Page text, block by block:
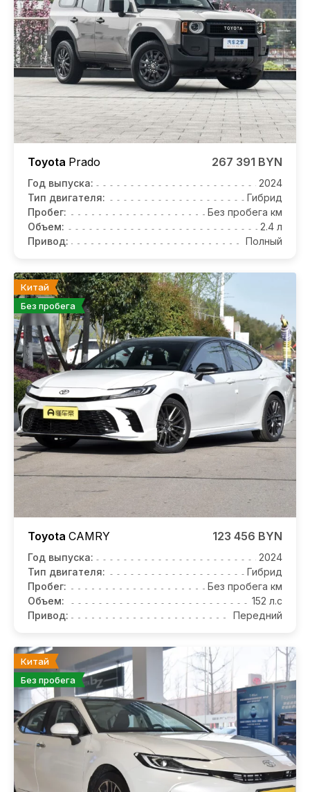
Toyota Prado 267 391 BYN
Год выпуска:
2024
Тип двигателя:
Гибрид
Пробег:
Без пробега км
Объем:
2.4 л
Привод:
Полный
Китай
Без пробега
Toyota CAMRY 123 456 BYN
Год выпуска:
2024
Тип двигателя:
Гибрид
Пробег:
Без пробега км
Объем:
152 л.с
Привод:
Передний
Китай
Без пробега